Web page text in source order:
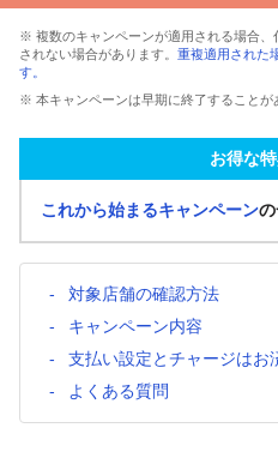
※ 複数のキャンペーンが適用される場合
されない場合があります。 重複適用された
す。
※ 本キャンペーンは早期に終了することが
お得な
これから始まるキャンペーンの
対象店舗の確認方法
キャンペーン内容
支払い設定とチャージはお
よくある質問